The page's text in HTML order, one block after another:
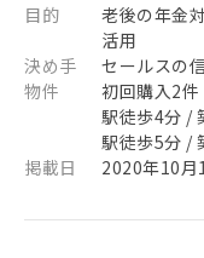
目的
老後の年金
活用
決め手
セールスの
物件
初回購入2件
駅徒歩4分 /
駅徒歩5分 /
掲載日
2020年10月